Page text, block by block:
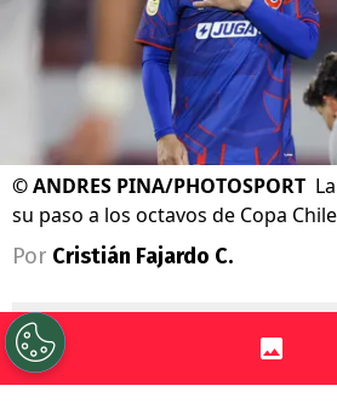
©ANDRES PINA/PHOTOSPORT
su paso a los octavos de Copa
Por Cristián Fajardo C.